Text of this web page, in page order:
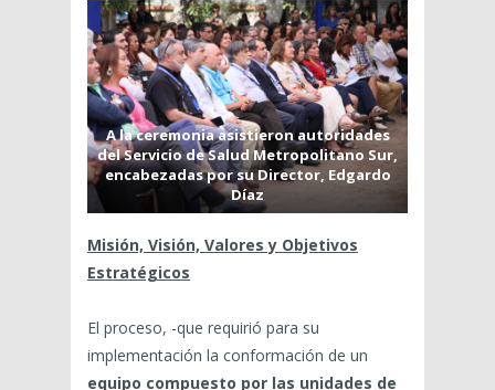
Planificación
Estratégica 2025-
2028
del SSMS, Walter
Keupuchur,
Director del HBLT
e Ignacio Silva,
Subdirector de
Gestión
Asistencial del
SSMS
A la ceremonia asistieron autoridades
del Servicio de Salud Metropolitano Sur,
encabezadas por su Director, Edgardo
Díaz
Misión, Visión, Valores y Objetivos
Estratégicos
El proceso, -que requirió para su
implementación la conformación de un
equipo compuesto por las unidades de